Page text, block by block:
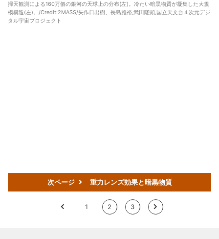
掃天観測による160万個の銀河の天球上の分布(左)。冷たい暗黒物質が凝集した大規
模構造(左)。/Credit:2MASS/矢作日出樹、長島雅裕,武田隆顕,国立天文台４次元デジ
タル宇宙プロジェクト
次ページ 重力レンズ効果と暗黒物質
< 1 2 3 >